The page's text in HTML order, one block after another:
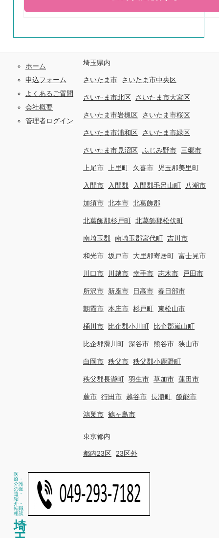
ホーム
申込フォーム
よくあるご質問
会社概要
管理者ログイン
埼玉県内
さいたま市 さいたま市中央区
さいたま市北区 さいたま市大宮区
さいたま市岩槻区 さいたま市桜区
さいたま市浦和区 さいたま市緑区
さいたま市見沼区 ふじみ野市 三郷市
上尾市 上里町 久喜市 児玉郡美里町
入間市 入間郡 入間郡毛呂山町 八潮市
加須市 北本市 北葛飾郡
北葛飾郡杉戸町 北葛飾郡松伏町
南埼玉郡 南埼玉郡宮代町 吉川市
和光市 坂戸市 大里郡寄居町 富士見市
川口市 川越市 幸手市 志木市 戸田市
所沢市 新座市 日高市 春日部市
朝霞市 本庄市 杉戸町 東松山市
桶川市 比企郡小川町 比企郡嵐山町
比企郡滑川町 深谷市 熊谷市 狭山市
白岡市 秩父市 秩父郡小鹿野町
秩父郡長瀞町 羽生市 草加市 蓮田市
蕨市 行田市 越谷市 長瀞町 飯能市
鴻巣市 鶴ヶ島市
東京都内
都内23区 23区外
医
療・
介護
の派
遣・
紹
介・
転職
相談
埼